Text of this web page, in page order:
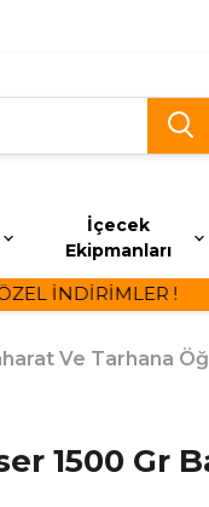
İçecek
Ekipmanları
İNDİRİMLER !
Ve Tarhana
1500 Gr